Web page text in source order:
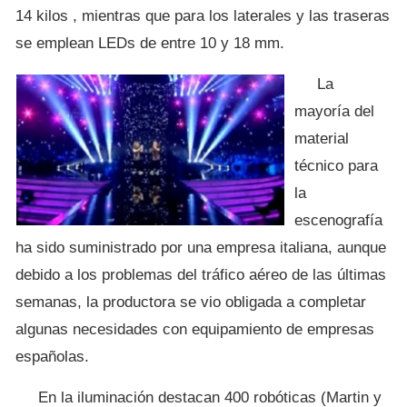
14 kilos , mientras que para los laterales y las traseras
se emplean LEDs de entre 10 y 18 mm.
La
mayoría del
material
técnico para
la
escenografía
ha sido suministrado por una empresa italiana, aunque
debido a los problemas del tráfico aéreo de las últimas
semanas, la productora se vio obligada a completar
algunas necesidades con equipamiento de empresas
españolas.
En la iluminación destacan 400 robóticas (Martin y